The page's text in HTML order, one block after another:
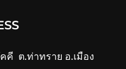
คี ต.ท่าทราย อ.เมือง